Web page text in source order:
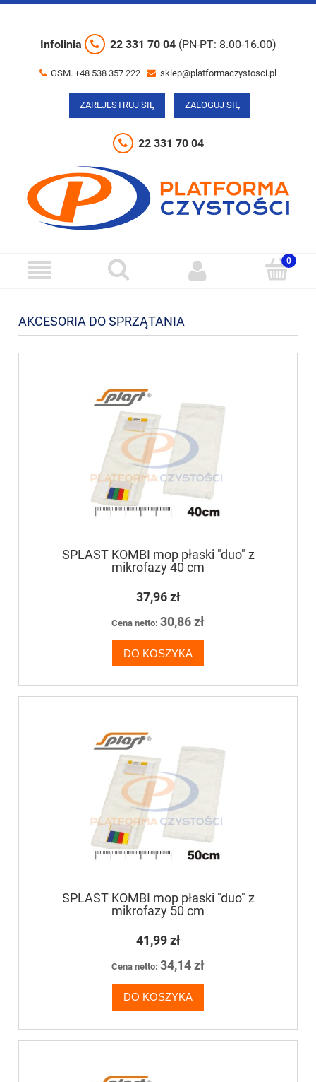
Infolinia 22 331 70 04 (PN-PT: 8.00-16.00)
GSM. +48 538 357 222 sklep@platformaczystosci.pl
ZAREJESTRUJ SIĘ ZALOGUJ SIĘ
22 331 70 04
AKCESORIA DO SPRZĄTANIA
SPLAST KOMBI mop płaski "duo" z
mikrofazy 40 cm
37,96 zł
Cena netto: 30,86 zł
DO KOSZYKA
SPLAST KOMBI mop płaski "duo" z
mikrofazy 50 cm
41,99 zł
Cena netto: 34,14 zł
DO KOSZYKA